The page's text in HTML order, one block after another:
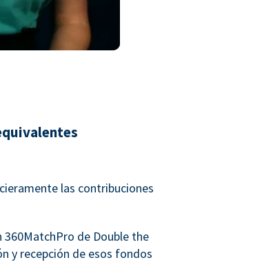
las contribuciones
de Double the
y recepción de esos fondos